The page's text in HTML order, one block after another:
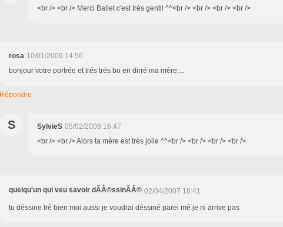
<br /> <br /> Merci Ballet c'est très gentil ^^<br /> <br /> <br /> <br />
rosa 10/01/2009 14:56
bonjour votre portrée et trés trés bo en dirré ma mére....
Répondre
S SylvieS 05/02/2009 16:47
<br /> <br /> Alors ta mère est très jolie ^^<br /> <br /> <br /> <br />
quelqu'un qui veu savoir dÃÂ©ssinÃÂ© 02/04/2007 18:41
tu déssine tré bien moi aussi je voudrai déssiné parei mé je ni arrive pas